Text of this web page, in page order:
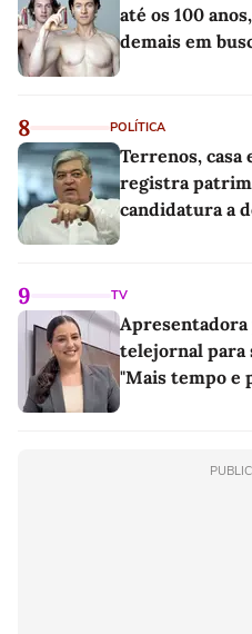
até os 100
demais em
8 POLÍTICA
Terrenos, casa
registra
candidatura a
9 TV
Apresentadora
telejornal para
"Mais tempo e